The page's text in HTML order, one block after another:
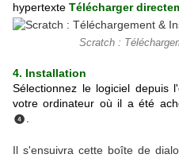
hypertexte Télécharger
Scratch :
4. Installation
Sélectionnez le logiciel depuis
votre ordinateur où il a été
❹
Il s'ensuivra cette boîte de